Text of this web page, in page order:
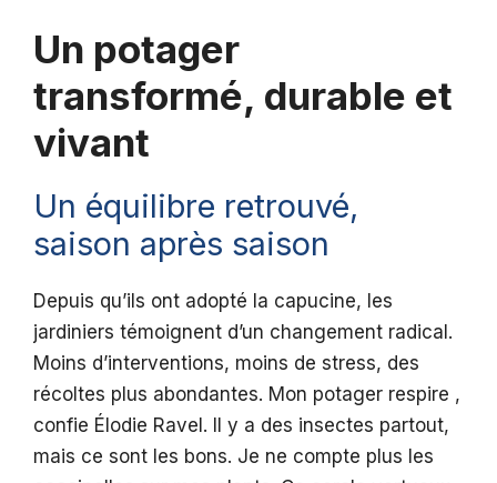
Un potager
transformé, durable et
vivant
Un équilibre retrouvé,
saison après saison
Depuis qu’ils ont adopté la capucine, les
jardiniers témoignent d’un changement radical.
Moins d’interventions, moins de stress, des
récoltes plus abondantes. Mon potager respire ,
confie Élodie Ravel. Il y a des insectes partout,
mais ce sont les bons. Je ne compte plus les